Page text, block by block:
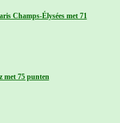
Champs-Élysées met 71
met 75 punten